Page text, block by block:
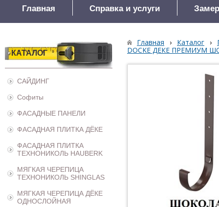
Главная Справка и услуги
КАТАЛОГ
САЙДИНГ
Софиты
ФАСАДНЫЕ ПАНЕЛИ
ФАСАДНАЯ ПЛИТКА ДЁКЕ
ФАСАДНАЯ ПЛИТКА
ТЕХНОНИКОЛЬ HAUBERK
МЯГКАЯ ЧЕРЕПИЦА
ТЕХНОНИКОЛЬ SHINGLAS
МЯГКАЯ ЧЕРЕПИЦА ДЁКЕ
ОДНОСЛОЙНАЯ
Главная › Каталог ›
DOCKE ДЕКЕ ПРЕМИУМ